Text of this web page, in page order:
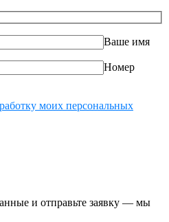
Ваше имя
Номер
моих персональных
и отправьте заявку — мы